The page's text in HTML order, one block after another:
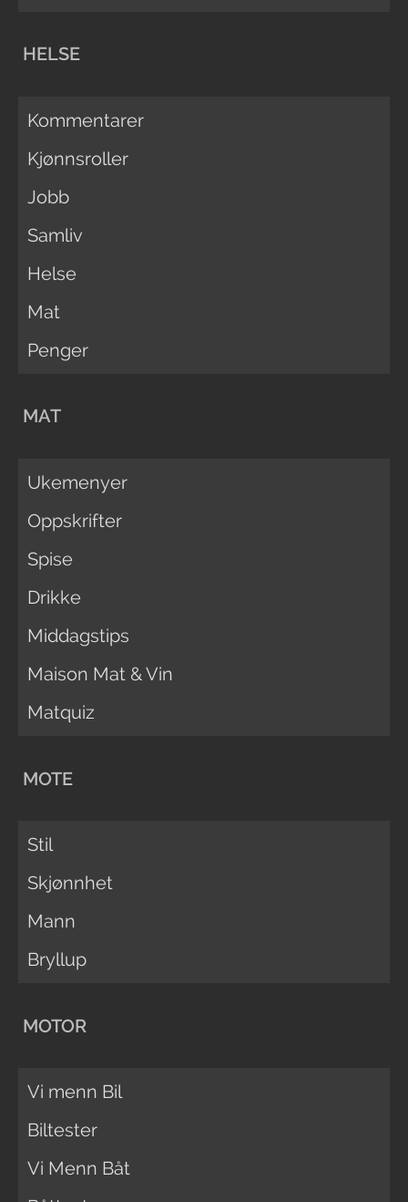
HELSE
Kommentarer
Kjønnsroller
Jobb
Samliv
Helse
Mat
Penger
MAT
Ukemenyer
Oppskrifter
Spise
Drikke
Middagstips
Maison Mat & Vin
Matquiz
MOTE
Stil
Skjønnhet
Mann
Bryllup
MOTOR
Vi menn Bil
Biltester
Vi Menn Båt